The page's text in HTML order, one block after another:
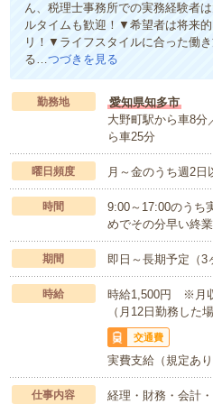
ん、税理士事務所での実務経験者
ルタイムも歓迎！▼希望者は将来
リ！▼ライフスタイルに合った働
る…つづきを見る
勤務地
愛知県知多市
大野町駅から車8分
ら車25分
曜日頻度 月～金のうち週2日
時間
9:00～17:00のうち
めでその分早い終
期間 即日～長期予定（
時給
時給1,500円 ※月収
（月12日勤務した
交通費
実費支給（規定あり
仕事内容
経理・財務・会計